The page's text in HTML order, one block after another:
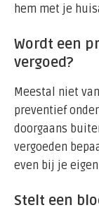
hem met je
Wordt een
vergoed?
Meestal niet
preventief
doorgaans
vergoeden
even bij je
Stelt een